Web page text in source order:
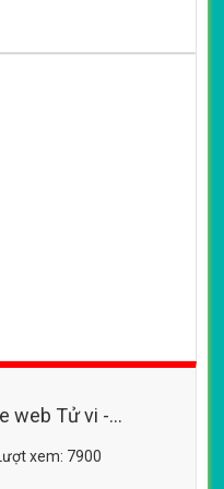
web Tử vi -
xem: 7900